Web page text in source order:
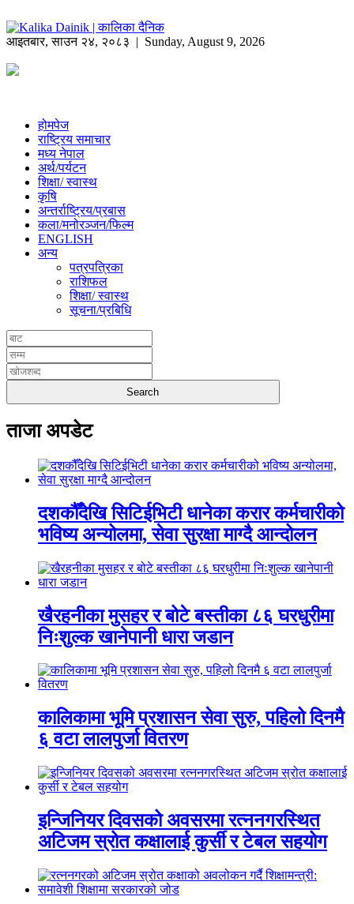
आइतबार,साउन २४, २०८३ | Sunday, August 9, 2026
होमपेज
राष्ट्रिय समाचार
मध्य नेपाल
अर्थ/पर्यटन
शिक्षा/ स्वास्थ
कृषि
अन्तर्राष्ट्रिय/प्रबास
कला/मनोरञ्जन/फिल्म
ENGLISH
अन्य
पत्रपत्रिका
राशिफल
शिक्षा/ स्वास्थ
सूचना/प्रबिधि
ताजा अपडेट
दशकौँदेखि सिटिईभिटी धानेका करार कर्मचारीको
भविष्य अन्योलमा, सेवा सुरक्षा माग्दै आन्दोलन
खैरहनीका मुसहर र बोटे बस्तीका ८६ घरधुरीमा
निःशुल्क खानेपानी धारा जडान
कालिकामा भूमि प्रशासन सेवा सुरु, पहिलो दिनमै
६ वटा लालपुर्जा वितरण
इन्जिनियर दिवसको अवसरमा रत्ननगरस्थित
अटिजम स्रोत कक्षालाई कुर्सी र टेबल सहयोग